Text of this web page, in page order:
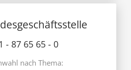
- 87 65 65 - 0
nach Thema: